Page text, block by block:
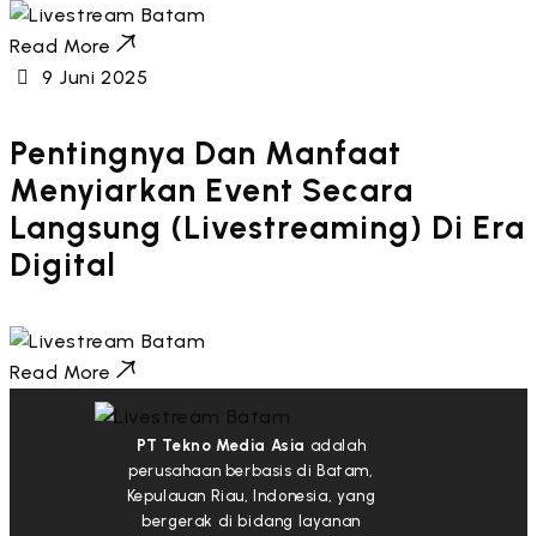
Read More
9 Juni 2025
Pentingnya Dan Manfaat
Menyiarkan Event Secara
Langsung (Livestreaming) Di Era
Digital
Read More
PT Tekno Media Asia adalah
perusahaan berbasis di Batam,
Kepulauan Riau, Indonesia, yang
bergerak di bidang layanan